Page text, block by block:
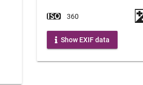
360
Show EXIF data